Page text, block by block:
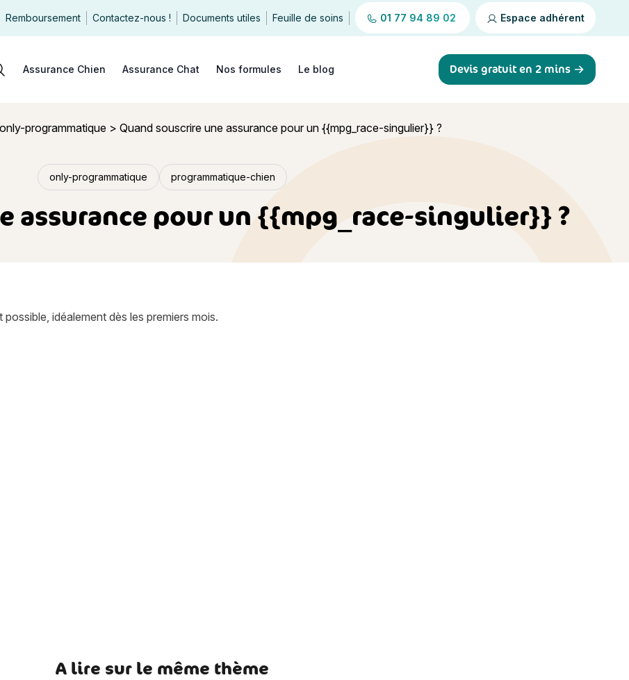
Remboursement Contactez-nous ! Documents utiles Feuille de soins 01 77 94 89 02 Espace adhérent
Assurance Chien Assurance Chat Nos formules Le blog Devis gratuit en 2 mins
only-programmatique> Quand souscrire une assurance pour un {{mpg_race-singulier}} ?
only-programmatique programmatique-chien
assurance pour un {{mpg_race-singulier}} ?
une assurance pour un {{mpg_race-singulier}} ?
possible, idéalement dès les premiers mois.
A lire sur le même thème